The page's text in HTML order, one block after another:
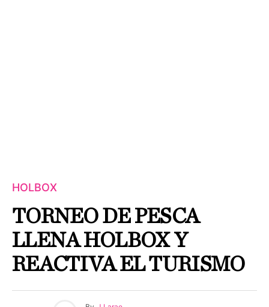
HOLBOX
TORNEO DE PESCA
LLENA HOLBOX Y
REACTIVA EL TURISMO